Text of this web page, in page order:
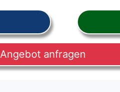
Angebot anfragen